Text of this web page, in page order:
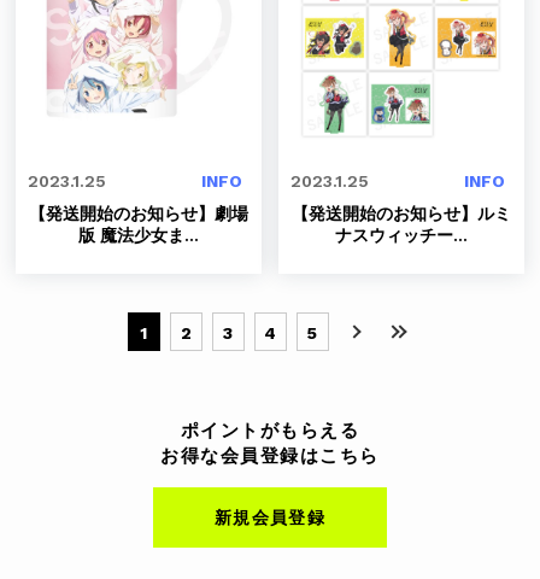
2023.1.25
INFO
【発送開始のお知らせ】劇場
版 魔法少女ま ...
2023.1.25
INFO
【発送開始のお知らせ】ルミ
ナスウィッチー...
1 2 3 4 5
ポイントがもらえる
お得な会員登録はこちら
新規会員登録